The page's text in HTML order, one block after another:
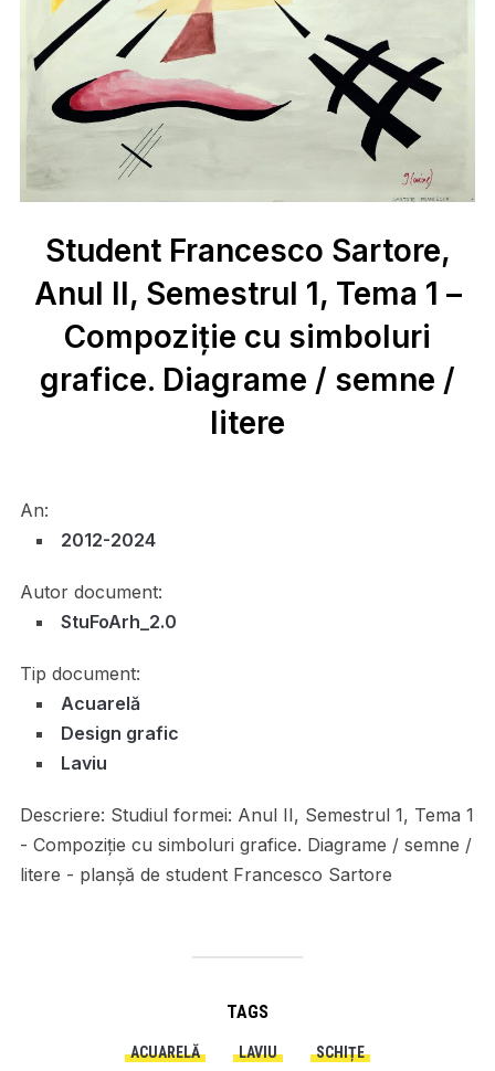
Student Francesco Sartore,
Anul II, Semestrul 1, Tema 1 –
Compoziție cu simboluri
grafice. Diagrame / semne /
litere
An:
2012-2024
Autor document:
StuFoArh_2.0
Tip document:
Acuarelă
Design grafic
Laviu
Descriere: Studiul formei: Anul II, Semestrul 1, Tema 1
- Compoziție cu simboluri grafice. Diagrame / semne /
litere - planșă de student Francesco Sartore
TAGS
ACUARELĂ LAVIU SCHIȚE